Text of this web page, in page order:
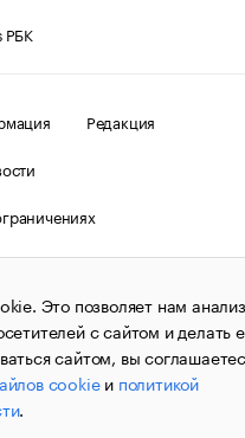
РБК
Редакция
О соблюдении
1995–2026.
агентства «РБК»
Федеральной службой по
технологий и массовых
09.12.2015 за
пометкой «РБК».
содержать информацию,
Это позволяет нам
с сайтом и делать
сайтом, вы
cookieи политикой
.